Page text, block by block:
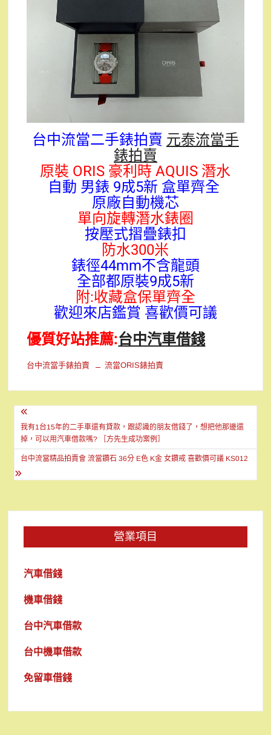
台中流當二手錶拍賣 元泰流當手
錶拍賣
原裝 ORIS 豪利時 AQUIS 潛水
自動 男錶 9成5新 盒單齊全
原廠自動機芯
單向旋轉潛水錶圈
按壓式摺疊錶扣
防水300米
錶徑44mm不含龍頭
全部都原裝9成5新
附:收藏盒保單齊全
歡迎來店鑑賞 喜歡價可議
優質好站推薦:台中汽車借錢
台中流當手錶拍賣 流當ORIS錶拍賣
文
章
導
覽
我有1台15年的二手車還有貸款，跟認識的朋友借錢了，想把他那邊還
掉，可以用汽車借款嗎? ［方先生成功案例］
台中流當精品拍賣會 流當鑽石 36分 E色 K金 女鑽戒 喜歡價可議 KS012
營業項目
汽車借錢
機車借錢
台中汽車借款
台中機車借款
免留車借錢